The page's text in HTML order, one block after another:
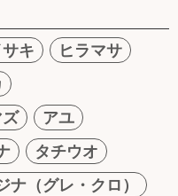
キ
ヒラマサ
アユ
タチウオ
ナ（グレ・クロ）